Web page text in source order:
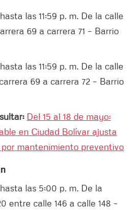
las 11:59 p. m. De la calle
69 a carrera 71 – Barrio
las 11:59 p. m. De la calle
69 a carrera 72 – Barrio
Del 15 al 18 de mayo:
en Ciudad Bolívar ajusta
mantenimiento preventivo
las 5:00 p. m. De la
entre calle 146 a calle 148 –